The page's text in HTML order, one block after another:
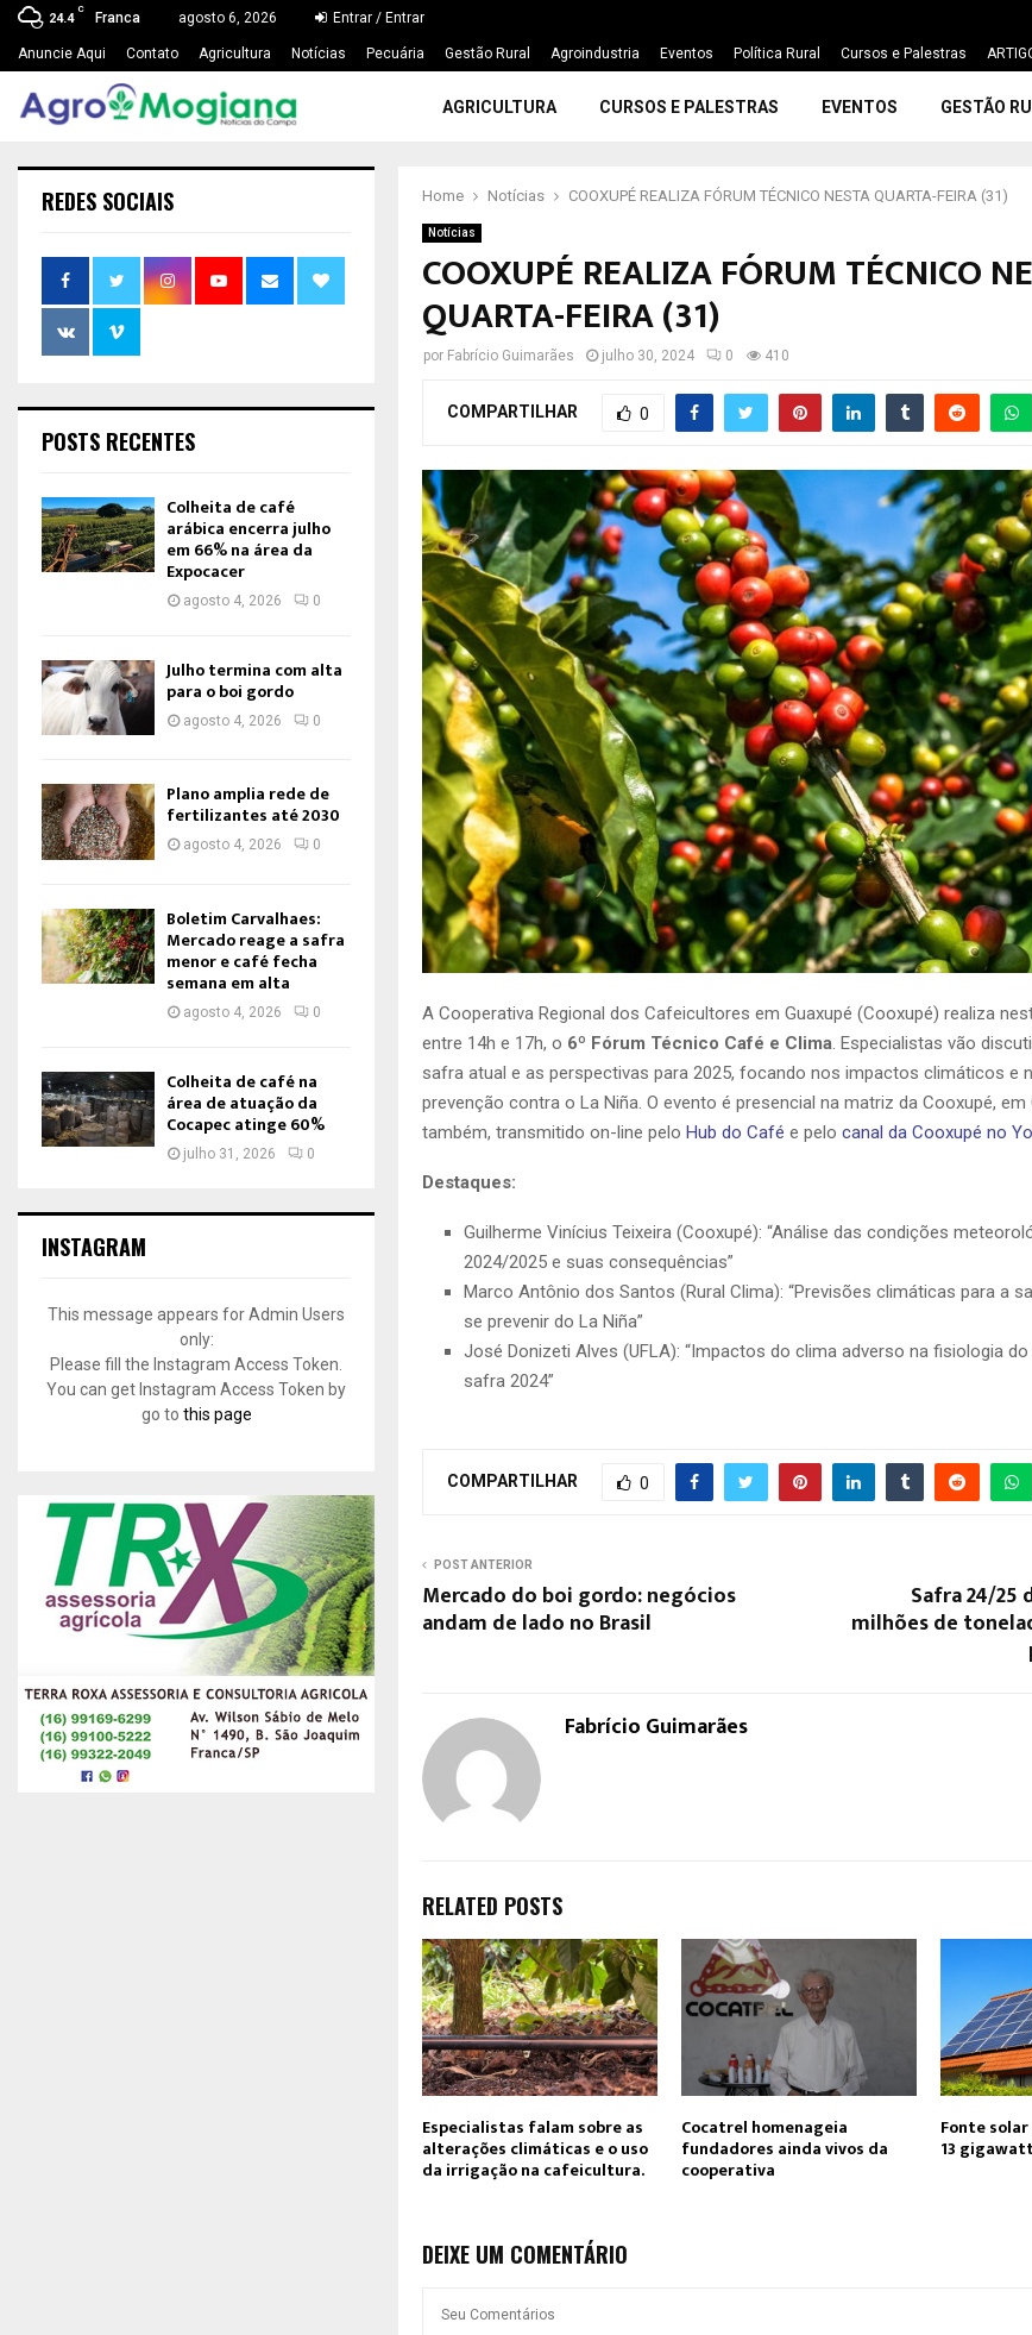
24.4
C
Franca agosto 6, 2026 Entrar / Entrar
Anuncie Aqui Contato Agricultura Notícias Pecuária Gestão Rural Agroindustria Eventos Política Rural Cursos e Palestras
AGRICULTURA CURSOS E PALESTRAS EVENTOS GESTÃO
Home Notícias COOXUPÉ REALIZA FÓRUM TÉCNICO NESTA QUARTA-FEIRA (31)
Notícias
COOXUPÉ REALIZA FÓRUM TÉCNICO
QUARTA-FEIRA (31)
por Fabrício Guimarães julho 30, 2024 0 410
COMPARTILHAR 0
A Cooperativa Regional dos Cafeicultores em Guaxupé (Cooxupé) realiza
entre 14h e 17h, o 6º Fórum Técnico Café e Clima. Especialistas vão
safra atual e as perspectivas para 2025, focando nos impactos climáticos e
prevenção contra o La Niña. O evento é presencial na matriz da Cooxupé, em
também, transmitido on-line pelo Hub do Café e pelo canal da Cooxupé no
Destaques:
Guilherme Vinícius Teixeira (Cooxupé): “Análise das condições
2024/2025 e suas consequências”
Marco Antônio dos Santos (Rural Clima): “Previsões climáticas para a
se prevenir do La Niña”
José Donizeti Alves (UFLA): “Impactos do clima adverso na fisiologia
safra 2024”
COMPARTILHAR 0
POST ANTERIOR
Mercado do boi gordo: negócios
andam de lado no Brasil
Safra 24/25
milhões de
Fabrício Guimarães
RELATED POSTS
Especialistas falam sobre as
alterações climáticas e o uso
da irrigação na cafeicultura.
Cocatrel homenageia
fundadores ainda vivos da
cooperativa
Fonte
13
DEIXE UM COMENTÁRIO
REDES SOCIAIS
POSTS RECENTES
Colheita de café
arábica encerra julho
em 66% na área da
Expocacer
agosto 4, 2026 0
Julho termina com alta
para o boi gordo
agosto 4, 2026 0
Plano amplia rede de
fertilizantes até 2030
agosto 4, 2026 0
Boletim Carvalhaes:
Mercado reage a safra
menor e café fecha
semana em alta
agosto 4, 2026 0
Colheita de café na
área de atuação da
Cocapec atinge 60%
julho 31, 2026 0
INSTAGRAM
This message appears for Admin Users
only:
Please fill the Instagram Access Token.
You can get Instagram Access Token by
go to this page